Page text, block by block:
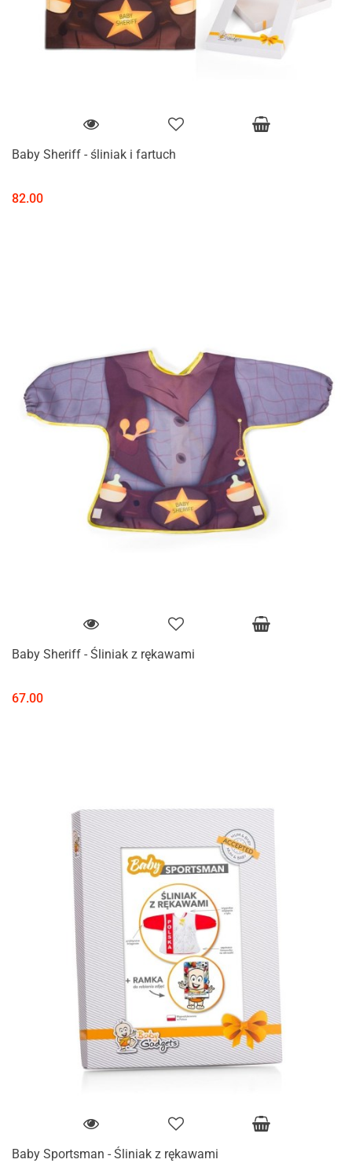
Baby Sheriff - śliniak i fartuch
82.00
Baby Sheriff - Śliniak z rękawami
67.00
Baby Sportsman - Śliniak z rękawami